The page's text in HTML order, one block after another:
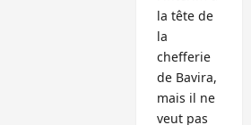
la tête de
la
chefferie
de Bavira,
mais il ne
veut pas